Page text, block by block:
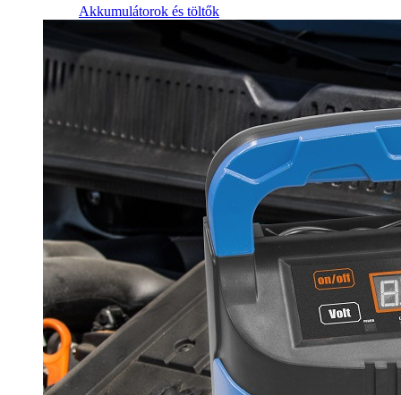
Akkumulátorok és töltők